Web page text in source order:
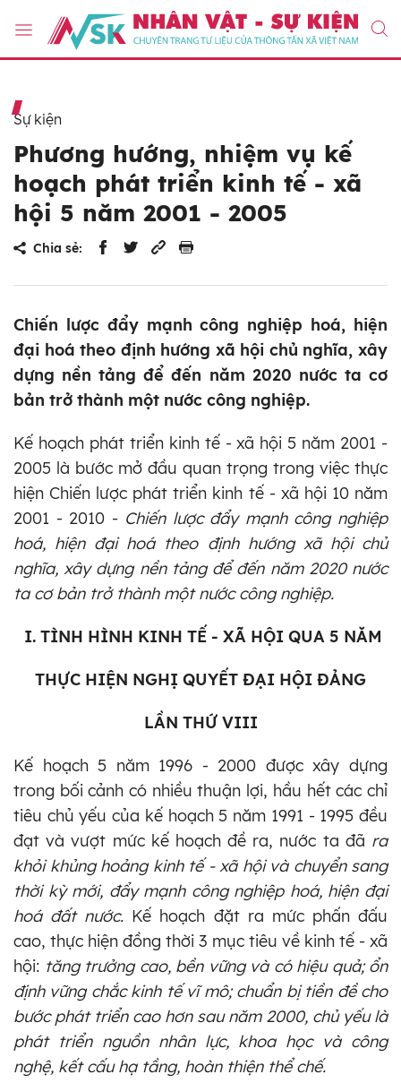
Sự kiện
Phương hướng, nhiệm vụ kế
hoạch phát triển kinh tế - xã
hội 5 năm 2001 - 2005
Chia sẻ:
Chiến lược đẩy mạnh công nghiệp hoá, hiện
đại hoá theo định hướng xã hội chủ nghĩa, xây
dựng nền tảng để đến năm 2020 nước ta cơ
bản trở thành một nước công nghiệp.
Kế hoạch phát triển kinh tế - xã hội 5 năm 2001 -
2005 là bước mở đầu quan trọng trong việc thực
hiện Chiến lược phát triển kinh tế - xã hội 10 năm
2001 - 2010 - Chiến lược đẩy mạnh công nghiệp
hoá, hiện đại hoá theo định hướng xã hội chủ
nghĩa, xây dựng nền tảng để đến năm 2020 nước
ta cơ bản trở thành một nước công nghiệp.
I. TÌNH HÌNH KINH TẾ - XÃ HỘI QUA 5 NĂM
THỰC HIỆN NGHỊ QUYẾT ĐẠI HỘI ĐẢNG
LẦN THỨ VIII
Kế hoạch 5 năm 1996 - 2000 được xây dựng
trong bối cảnh có nhiều thuận lợi, hầu hết các chỉ
tiêu chủ yếu của kế hoạch 5 năm 1991 - 1995 đều
đạt và vượt mức kế hoạch đề ra, nước ta đã ra
khỏi khủng hoảng kinh tế - xã hội và chuyển sang
thời kỳ mới, đẩy mạnh công nghiệp hoá, hiện đại
hoá đất nước. Kế hoạch đặt ra mức phấn đấu
cao, thực hiện đồng thời 3 mục tiêu về kinh tế - xã
hội: tăng trưởng cao, bền vững và có hiệu quả; ổn
định vững chắc kinh tế vĩ mô; chuẩn bị tiền đề cho
bước phát triển cao hơn sau năm 2000, chủ yếu là
phát triển nguồn nhân lực, khoa học và công
nghệ, kết cấu hạ tầng, hoàn thiện thể chế.